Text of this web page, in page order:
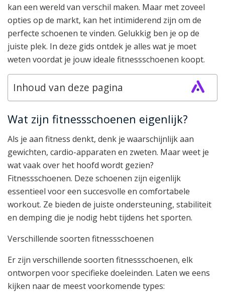
kan een wereld van verschil maken. Maar met zoveel
opties op de markt, kan het intimiderend zijn om de
perfecte schoenen te vinden. Gelukkig ben je op de
juiste plek. In deze gids ontdek je alles wat je moet
weten voordat je jouw ideale fitnessschoenen koopt.
Inhoud van deze pagina
Wat zijn fitnessschoenen eigenlijk?
Als je aan fitness denkt, denk je waarschijnlijk aan
gewichten, cardio-apparaten en zweten. Maar weet je
wat vaak over het hoofd wordt gezien?
Fitnessschoenen. Deze schoenen zijn eigenlijk
essentieel voor een succesvolle en comfortabele
workout. Ze bieden de juiste ondersteuning, stabiliteit
en demping die je nodig hebt tijdens het sporten.
Verschillende soorten fitnessschoenen
Er zijn verschillende soorten fitnessschoenen, elk
ontworpen voor specifieke doeleinden. Laten we eens
kijken naar de meest voorkomende types: